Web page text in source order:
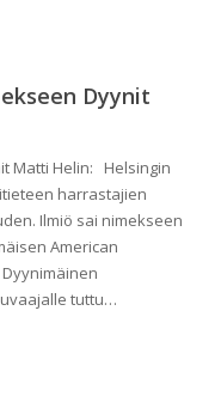
Dyynit
Matti Helin: Helsingin
harrastajien
Ilmiö sai nimekseen
American
tuttu…